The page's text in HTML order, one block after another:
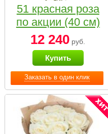
Заказать в один клик
51 красная роза
по акции (40 см)
12 240 руб.
Купить